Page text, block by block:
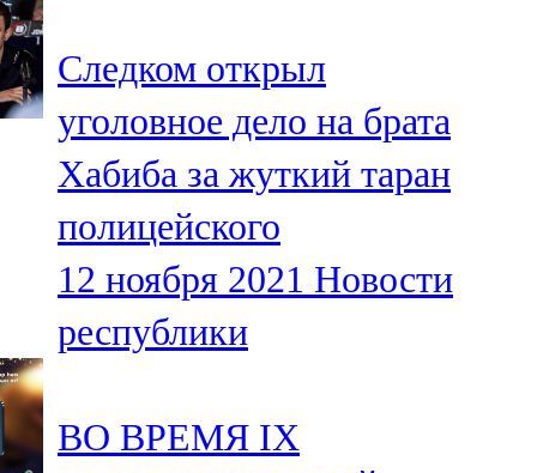
Чирмешән
107,7 FM
Чистай
103,0 FM
Чүпрәле
91,0 FM
102,3 FM
Следком открыл
уголовное дело на брата
Хабиба за жуткий таран
полицейского
12 ноября 2021 Новости
республики
ВО ВРЕМЯ IX